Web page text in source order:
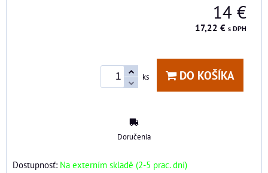
14 €
17,22 € s DPH
ks DO KOŠÍKA
Doručenia
Dostupnosť: Na externím skladě (2-5 prac. dní)